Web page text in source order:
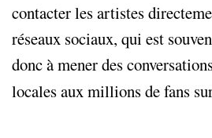
contacter les artistes
réseaux sociaux, qui est
donc à mener des
locales aux millions de fans